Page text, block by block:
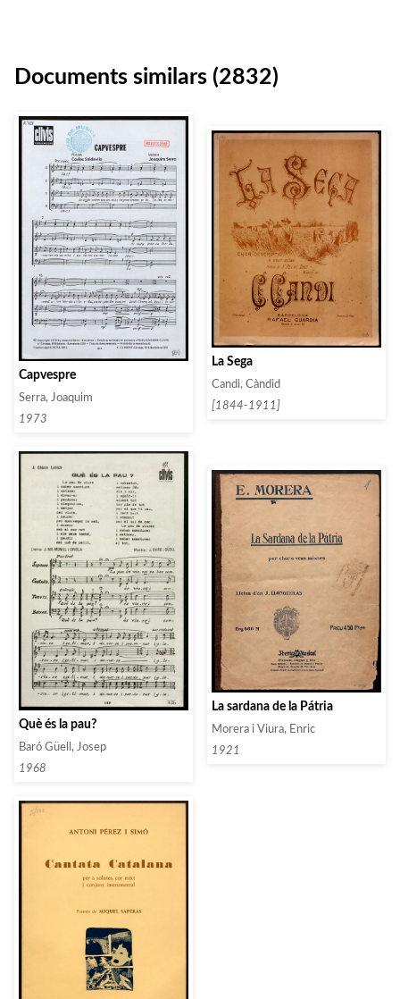
Documents similars (2832)
Capvespre
Serra, Joaquim
1973
La Sega
Candi, Càndid
[1844-1911]
Què és la pau?
Baró Güell, Josep
1968
La sardana de la Pátria
Morera i Viura, Enric
1921